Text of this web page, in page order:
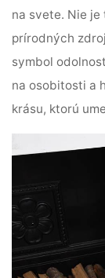
na svete. Nie
prírodných
symbol
na osobitosti a
krásu, ktorú